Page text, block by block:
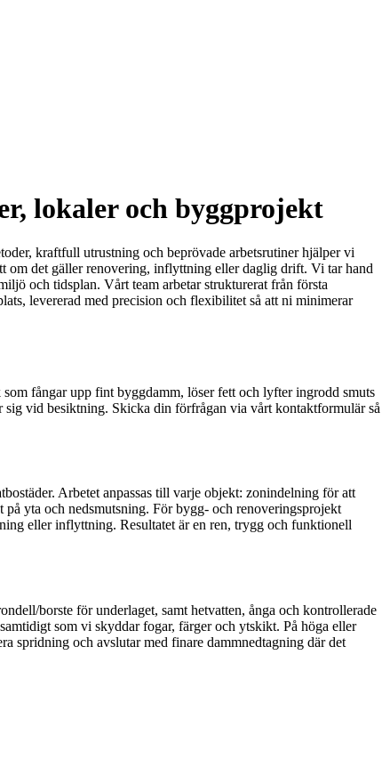
lokaler och byggprojekt
kraftfull utrustning och beprövade arbetsrutiner hjälper vi
om det gäller renovering, inflyttning eller daglig drift. Vi tar hand
och tidsplan. Vårt team arbetar strukturerat från första
levererad med precision och flexibilitet så att ni minimerar
fångar upp fint byggdamm, löser fett och lyfter ingrodd smuts
sig vid besiktning. Skicka din förfrågan via vårt kontaktformulär så
Arbetet anpassas till varje objekt: zonindelning för att
yta och nedsmutsning. För bygg- och renoveringsprojekt
eller inflyttning. Resultatet är en ren, trygg och funktionell
borste för underlaget, samt hetvatten, ånga och kontrollerade
som vi skyddar fogar, färger och ytskikt. På höga eller
spridning och avslutar med finare dammnedtagning där det